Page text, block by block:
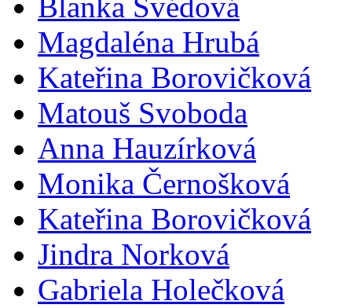
Magdaléna Hrubá
Kateřina Borovičková
Matouš Svoboda
Anna Hauzírková
Monika Černošková
Kateřina Borovičková
Jindra Norková
Gabriela Holečková